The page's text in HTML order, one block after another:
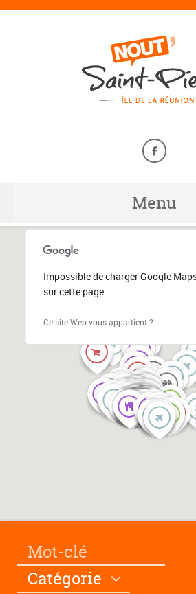
Menu
Impossible de charger Google
sur cette page.
Ce site Web vous appartient ?
Catégorie